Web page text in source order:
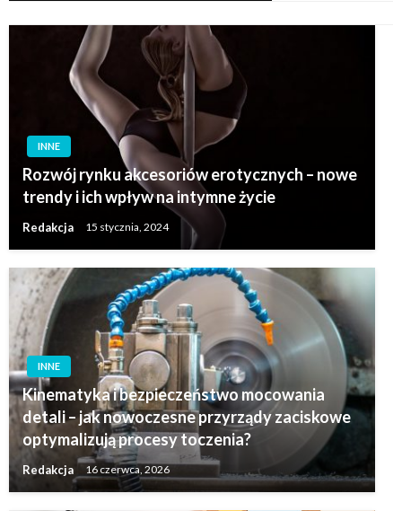
INNE
Rozwój rynku akcesoriów erotycznych – nowe
trendy i ich wpływ na intymne życie
Redakcja 15 stycznia, 2024
INNE
Kinematyka i bezpieczeństwo mocowania
detali – jak nowoczesne przyrządy zaciskowe
optymalizują procesy toczenia?
Redakcja 16 czerwca, 2026